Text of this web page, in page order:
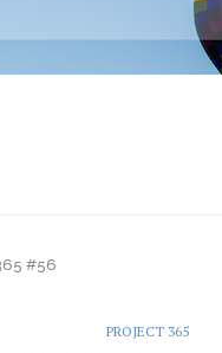
#56
PROJECT 365